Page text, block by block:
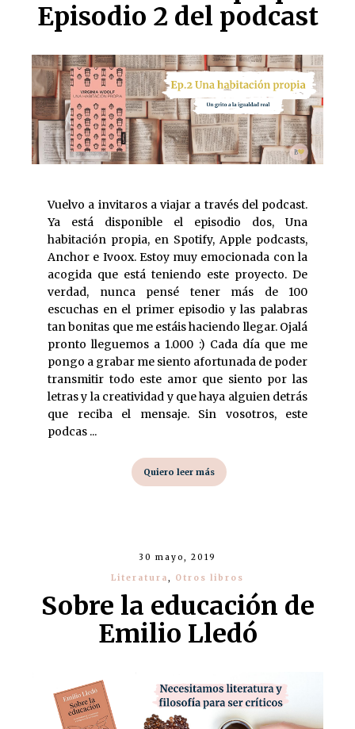
Episodio 2 del podcast
Vuelvo a invitaros a viajar a través del podcast.
Ya está disponible el episodio dos, Una
habitación propia, en Spotify, Apple podcasts,
Anchor e Ivoox. Estoy muy emocionada con la
acogida que está teniendo este proyecto. De
verdad, nunca pensé tener más de 100
escuchas en el primer episodio y las palabras
tan bonitas que me estáis haciendo llegar. Ojalá
pronto lleguemos a 1.000 :) Cada día que me
pongo a grabar me siento afortunada de poder
transmitir todo este amor que siento por las
letras y la creatividad y que haya alguien detrás
que reciba el mensaje. Sin vosotros, este
podcas ...
Quiero leer más
30 mayo, 2019
Literatura, Otros libros
Sobre la educación de
Emilio Lledó